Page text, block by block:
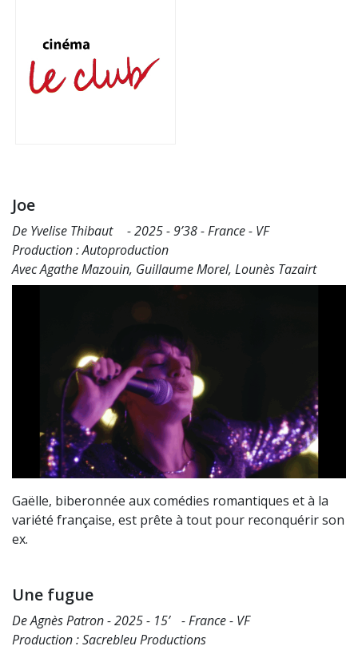
Joe
De Yvelise Thibaut - 2025 - 9’38 - France - VF
Production : Autoproduction
Avec Agathe Mazouin, Guillaume Morel, Lounès Tazairt
Gaëlle, biberonnée aux comédies romantiques et à la
variété française, est prête à tout pour reconquérir son
ex.
Une fugue
De Agnès Patron - 2025 - 15’ - France - VF
Production : Sacrebleu Productions